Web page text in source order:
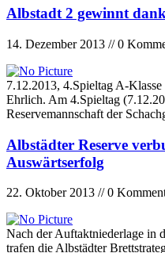
Albstadt 2 gewinnt
14. Dezember 2013 // 0
7.12.2013, 4.Spieltag A-
Ehrlich. Am 4.Spieltag
Reservemannschaft der
Albstädter Reserve
Auswärtserfolg
22. Oktober 2013 // 0
Nach der Auftaktniederlage in
trafen die Albstädter